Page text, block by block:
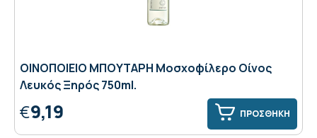
OIΝΟΠΟΙΕΙΟ ΜΠΟΥΤΑΡΗ Moσχοφίλερο Οίνος
Λευκός Ξηρός 750ml.
€9,19 ΠΡΟΣΘΗΚΗ